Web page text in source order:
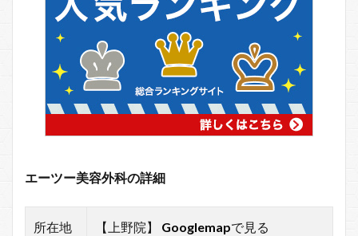
エーツー美容外科の詳細
所在地 【上野院】 Googlemapで見る